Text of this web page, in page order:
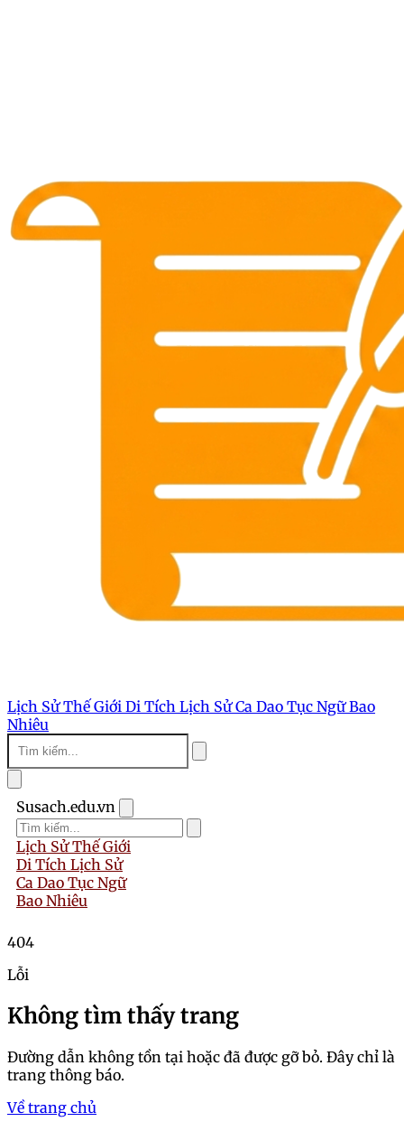
Lịch Sử Thế Giới Di Tích Lịch SửCa Dao Tục NgữBao
Nhiêu
Susach.edu.vn
Lịch Sử Thế Giới
Di Tích Lịch Sử
Ca Dao Tục Ngữ
Bao Nhiêu
404
Lỗi
Không tìm thấy trang
Đường dẫn không tồn tại hoặc đã được gỡ bỏ. Đây chỉ là
trang thông báo.
Về trang chủ